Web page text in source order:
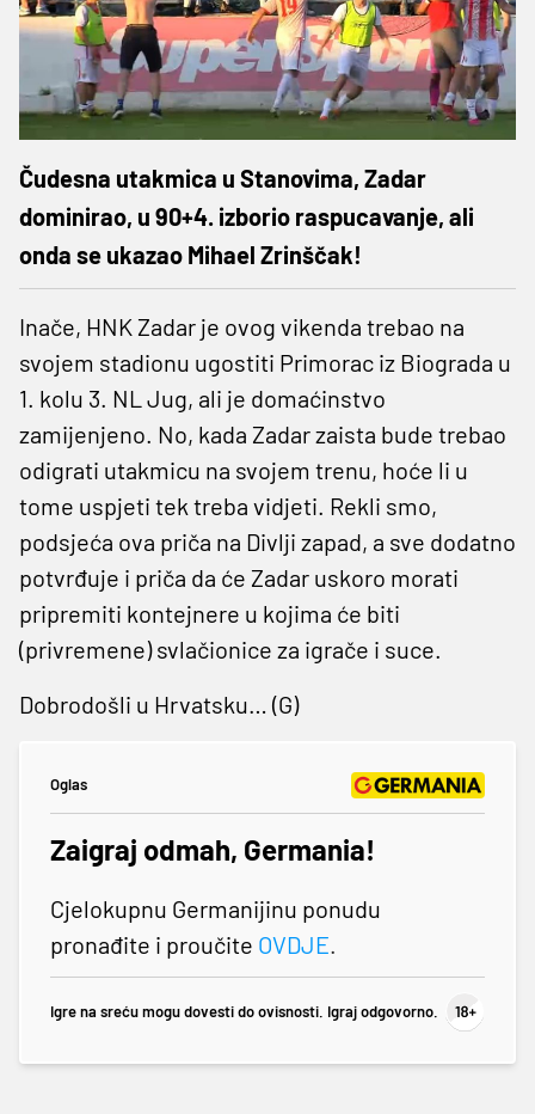
Čudesna utakmica u Stanovima, Zadar
dominirao, u 90+4. izborio raspucavanje, ali
onda se ukazao Mihael Zrinščak!
Inače, HNK Zadar je ovog vikenda trebao na
svojem stadionu ugostiti Primorac iz Biograda u
1. kolu 3. NL Jug, ali je domaćinstvo
zamijenjeno. No, kada Zadar zaista bude trebao
odigrati utakmicu na svojem trenu, hoće li u
tome uspjeti tek treba vidjeti. Rekli smo,
podsjeća ova priča na Divlji zapad, a sve dodatno
potvrđuje i priča da će Zadar uskoro morati
pripremiti kontejnere u kojima će biti
(privremene) svlačionice za igrače i suce.
Dobrodošli u Hrvatsku… (G)
Oglas
Zaigraj odmah, Germania!
Cjelokupnu Germanijinu ponudu
pronađite i proučite OVDJE.
Igre na sreću mogu dovesti do ovisnosti. Igraj odgovorno.